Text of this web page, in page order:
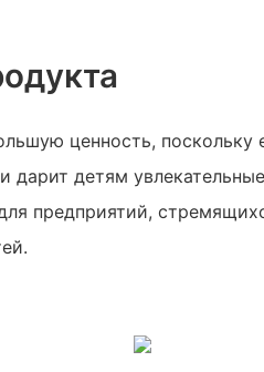
ценность, поскольку
дарит детям
предприятий,